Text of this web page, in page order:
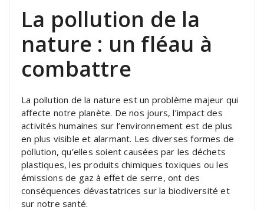
La pollution de la
nature : un fléau à
combattre
La pollution de la nature est un problème majeur qui
affecte notre planète. De nos jours, l’impact des
activités humaines sur l’environnement est de plus
en plus visible et alarmant. Les diverses formes de
pollution, qu’elles soient causées par les déchets
plastiques, les produits chimiques toxiques ou les
émissions de gaz à effet de serre, ont des
conséquences dévastatrices sur la biodiversité et
sur notre santé.